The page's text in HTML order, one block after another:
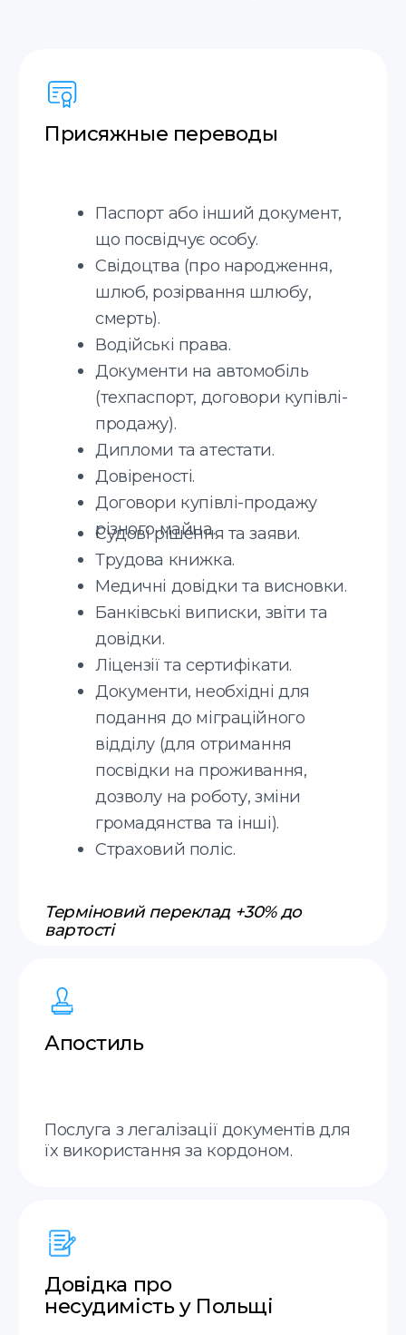
Французька
Молдовська
Польська
Українська
Дізнайтеся більше про
отримання юридичних
документів у Польщі
Соглашаюсь с политикой
конфиденциальности
Translate service — це
Апостиль
Приймаємо замовлення онлайн у
месенджерах 7 днів на тиждень.
Можемо зробити за один день
переклади.